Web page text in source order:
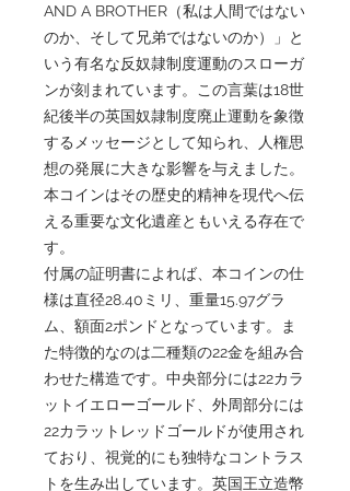
AND A BROTHER（私は人間ではない
のか、そして兄弟ではないのか）」と
いう有名な反奴隷制度運動のスローガ
ンが刻まれています。この言葉は18世
紀後半の英国奴隷制度廃止運動を象徴
するメッセージとして知られ、人権思
想の発展に大きな影響を与えました。
本コインはその歴史的精神を現代へ伝
える重要な文化遺産ともいえる存在で
す。
付属の証明書によれば、本コインの仕
様は直径28.40ミリ、重量15.97グラ
ム、額面2ポンドとなっています。ま
た特徴的なのは二種類の22金を組み合
わせた構造です。中央部分には22カラ
ットイエローゴールド、外周部分には
22カラットレッドゴールドが使用され
ており、視覚的にも独特なコントラス
トを生み出しています。英国王立造幣